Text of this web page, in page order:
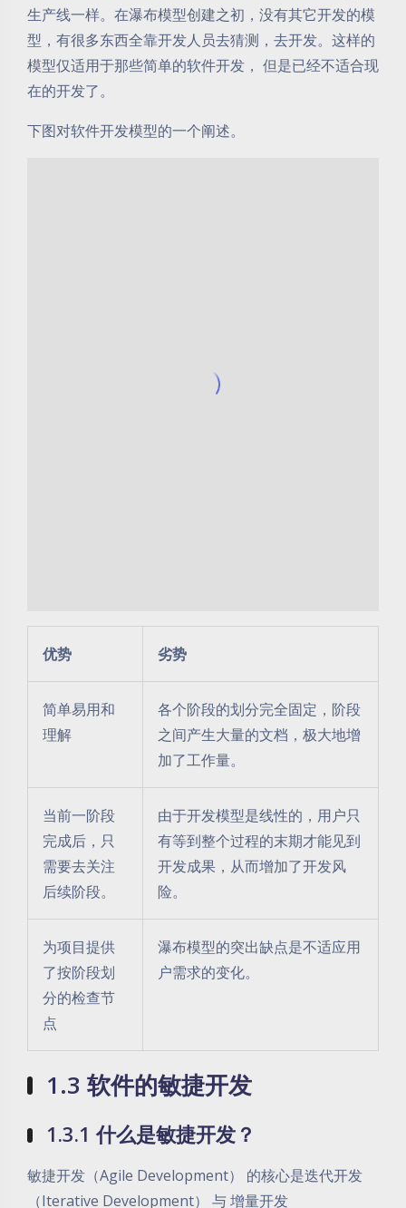
生产线一样。在瀑布模型创建之初，没有其它开发的模
型，有很多东西全靠开发人员去猜测，去开发。这样的
模型仅适用于那些简单的软件开发， 但是已经不适合现
在的开发了。
下图对软件开发模型的一个阐述。
优势 劣势
简单易用和
理解
各个阶段的划分完全固定，阶段
之间产生大量的文档，极大地增
加了工作量。
当前一阶段
完成后，只
需要去关注
后续阶段。
由于开发模型是线性的，用户只
有等到整个过程的末期才能见到
开发成果，从而增加了开发风
险。
为项目提供
了按阶段划
分的检查节
点
瀑布模型的突出缺点是不适应用
户需求的变化。
1.3 软件的敏捷开发
1.3.1 什么是敏捷开发？
敏捷开发（Agile Development） 的核心是迭代开发
（Iterative Development） 与 增量开发